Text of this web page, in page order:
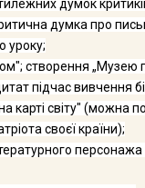
думок
думка про
уроку;
створення
підчас ви­вчення
карті світу"
своєї країни);